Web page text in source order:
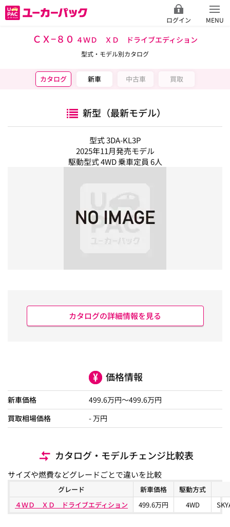
ログイン MENU
ＣＸ−８０ ４ＷＤ ＸＤ ドライブエディション
型式・モデル別カタログ
カタログ 新車 中古車 買取
新型（最新モデル）
型式 3DA-KL3P
2025年11月発売モデル
駆動型式 4WD 乗車定員 6人
カタログの詳細情報を見る
価格情報
新車価格 499.6万円～499.6万円
買取相場価格
- 万円
カタログ・モデルチェンジ比較表
サイズや燃費などグレードごとで違いを比較
グレード 新車価格
駆動方式
４ＷＤ ＸＤ ドライブエディション
499.6万円 4WD